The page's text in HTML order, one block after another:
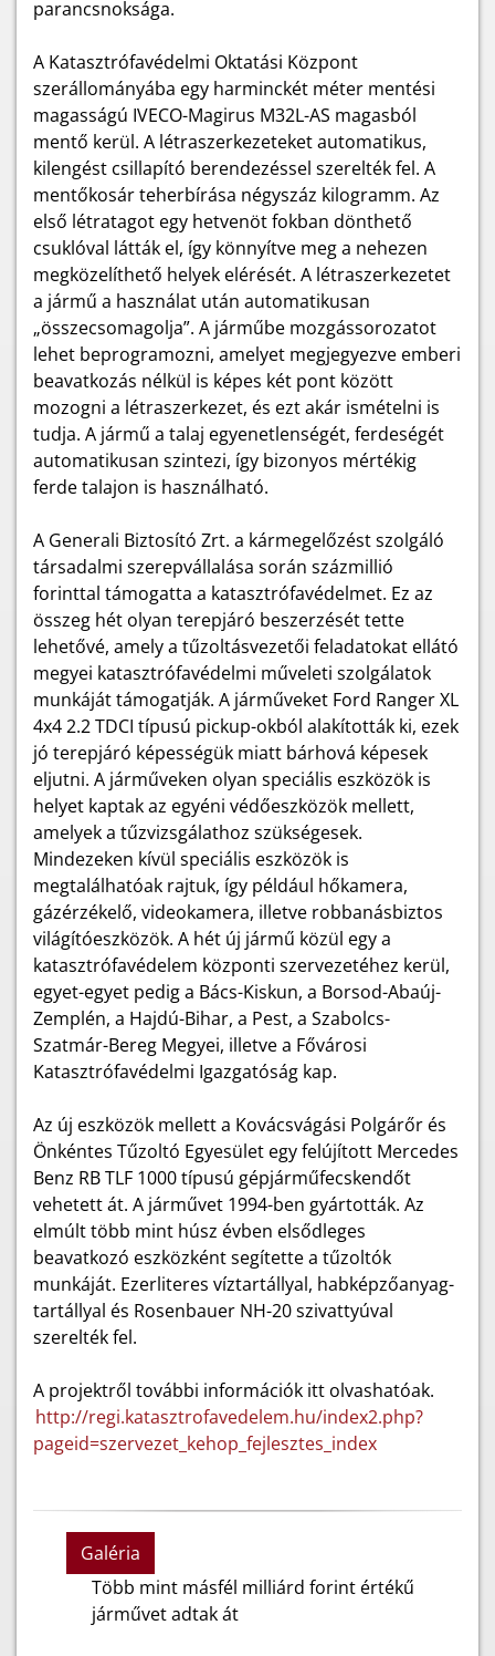
parancsnoksága.
A Katasztrófavédelmi Oktatási Központ
szerállományába egy harminckét méter mentési
magasságú IVECO-Magirus M32L-AS magasból
mentő kerül. A létraszerkezeteket automatikus,
kilengést csillapító berendezéssel szerelték fel. A
mentőkosár teherbírása négyszáz kilogramm. Az
első létratagot egy hetvenöt fokban dönthető
csuklóval látták el, így könnyítve meg a nehezen
megközelíthető helyek elérését. A létraszerkezetet
a jármű a használat után automatikusan
„összecsomagolja”. A járműbe mozgássorozatot
lehet beprogramozni, amelyet megjegyezve emberi
beavatkozás nélkül is képes két pont között
mozogni a létraszerkezet, és ezt akár ismételni is
tudja. A jármű a talaj egyenetlenségét, ferdeségét
automatikusan szintezi, így bizonyos mértékig
ferde talajon is használható.
A Generali Biztosító Zrt. a kármegelőzést szolgáló
társadalmi szerepvállalása során százmillió
forinttal támogatta a katasztrófavédelmet. Ez az
összeg hét olyan terepjáró beszerzését tette
lehetővé, amely a tűzoltásvezetői feladatokat ellátó
megyei katasztrófavédelmi műveleti szolgálatok
munkáját támogatják. A járműveket Ford Ranger XL
4x4 2.2 TDCI típusú pickup-okból alakították ki, ezek
jó terepjáró képességük miatt bárhová képesek
eljutni. A járműveken olyan speciális eszközök is
helyet kaptak az egyéni védőeszközök mellett,
amelyek a tűzvizsgálathoz szükségesek.
Mindezeken kívül speciális eszközök is
megtalálhatóak rajtuk, így például hőkamera,
gázérzékelő, videokamera, illetve robbanásbiztos
világítóeszközök. A hét új jármű közül egy a
katasztrófavédelem központi szervezetéhez kerül,
egyet-egyet pedig a Bács-Kiskun, a Borsod-Abaúj-
Zemplén, a Hajdú-Bihar, a Pest, a Szabolcs-
Szatmár-Bereg Megyei, illetve a Fővárosi
Katasztrófavédelmi Igazgatóság kap.
Az új eszközök mellett a Kovácsvágási Polgárőr és
Önkéntes Tűzoltó Egyesület egy felújított Mercedes
Benz RB TLF 1000 típusú gépjárműfecskendőt
vehetett át. A járművet 1994-ben gyártották. Az
elmúlt több mint húsz évben elsődleges
beavatkozó eszközként segítette a tűzoltók
munkáját. Ezerliteres víztartállyal, habképzőanyag-
tartállyal és Rosenbauer NH-20 szivattyúval
szerelték fel.
A projektről további információk itt olvashatóak.
http://regi.katasztrofavedelem.hu/index2.php?
pageid=szervezet_kehop_fejlesztes_index
Galéria
Több mint másfél milliárd forint értékű
járművet adtak át